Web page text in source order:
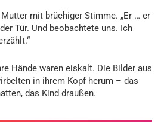
Mutter mit brüchiger Stimme. „Er … er
Tür. Und beobachtete uns. Ich
Hände waren eiskalt. Die Bilder aus
in ihrem Kopf herum – das
das Kind draußen.